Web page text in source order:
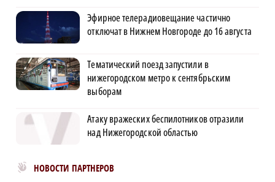
Эфирное телерадиовещание частично
отключат в Нижнем Новгороде до 16 августа
Тематический поезд запустили в
нижегородском метро к сентябрьским
выборам
Атаку вражеских беспилотников отразили
над Нижегородской областью
НОВОСТИ ПАРТНЕРОВ
Новости МирТесен